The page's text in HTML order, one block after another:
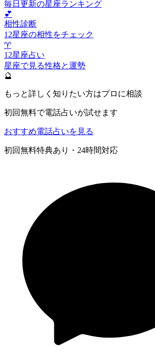
毎日更新の星座ランキング
💕
相性診断
12星座の相性をチェック
♈
12星座占い
星座で見る性格と運勢
🔮
もっと詳しく知りたい方はプロに相談
初回無料で電話占いが試せます
おすすめ電話占いを見る
初回無料特典あり・24時間対応